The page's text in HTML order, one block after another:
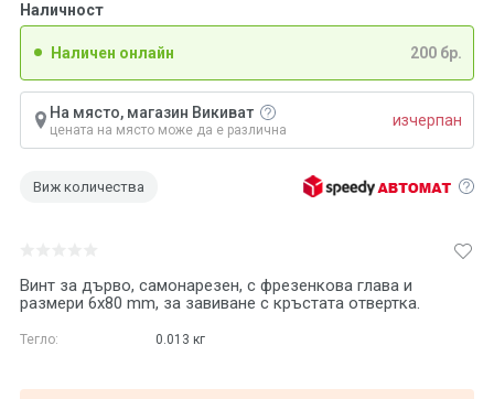
Винт за дърво, самонарезен, с фрезенкова глава и
размери 6x80 mm, за завиване с кръстата отвертка.
Тегло: 0.013 кг
Наличност
Наличен онлайн 200 бр.
На място, магазин Викиват
цената на място може да е различна
изчерпан
Виж количества